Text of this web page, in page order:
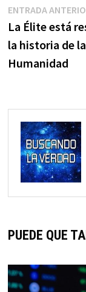
de
entradas
ENTRADA
La Élite está
la historia de la
Humanidad
PUEDE QUE